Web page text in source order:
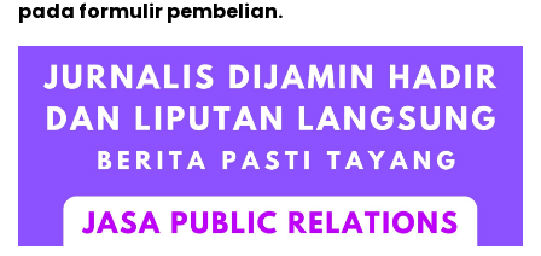
pada formulir pembelian.